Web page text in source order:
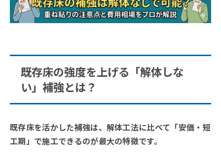
既存床の強度を上げる「解体しな
い」補強とは？
既存床を活かした補強は、解体工法に比べて「安価・短
工期」で施工できるのが最大の特徴です。